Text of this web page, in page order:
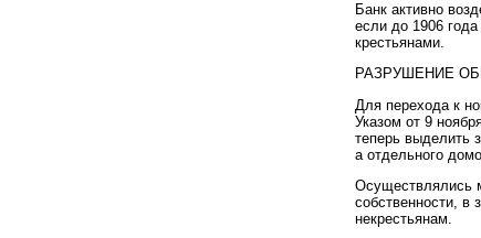
Банк активно
если до 1906
крестьянами.
РАЗРУШЕНИЕ
Для перехода к
Указом от 9
теперь выделить
а отдельного
Осуществлялись
собственности, в
некрестьянам.